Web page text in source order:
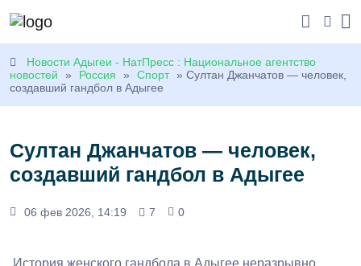
Новости Адыгеи - НатПресс : Национальное агентство
новостей
» Россия » Спорт » Султан Джанчатов — человек,
создавший гандбол в Адыгее
Султан Джанчатов — человек,
создавший гандбол в Адыгее
06 фев 2026, 14:19 7 0